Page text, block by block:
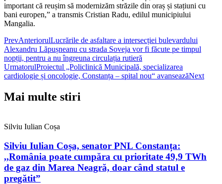
important că reușim să modernizăm străzile din oraș și stațiuni cu
bani europen,” a transmis Cristian Radu, edilul municipiului
Mangalia.
PrevAnteriorulLucrările de asfaltare a intersecției bulevardului
Alexandru Lăpușneanu cu strada Soveja vor fi făcute pe timpul
nopții, pentru a nu îngreuna circulația rutieră
UrmatorulProiectul „Policlinică Municipală, specializarea
cardiologie și oncologie, Constanța – spital nou“ avanseazăNext
Mai multe stiri
Silviu Iulian Coșa
Silviu Iulian Coșa, senator PNL Constanța:
,,România poate cumpăra cu prioritate 49,9 TWh
de gaz din Marea Neagră, doar când statul e
pregătit”